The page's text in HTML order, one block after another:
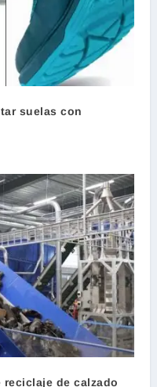
suelas con
de calzado